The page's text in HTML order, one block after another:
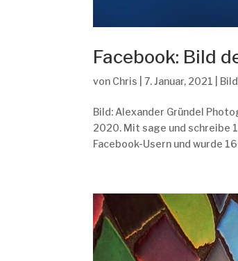
Facebook: Bild
von Chris |7. Januar, 2021
Bild: Alexander Gründel
2020. Mit sage und schreibe
Facebook-Usern und wurde